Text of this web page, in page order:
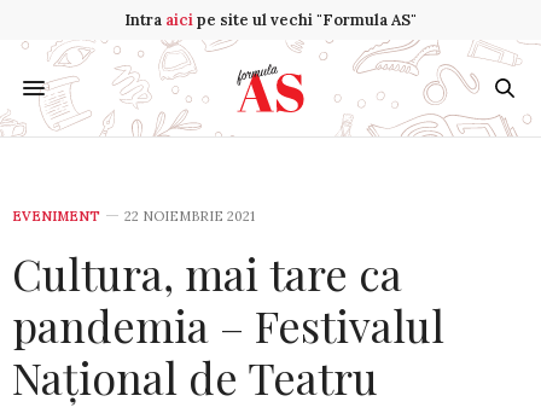
Intra aicipe site ul vechi "Formula AS"
EVENIMENT 22 NOIEMBRIE 2021
Cultura, mai tare ca
pandemia – Festivalul
Național de Teatru